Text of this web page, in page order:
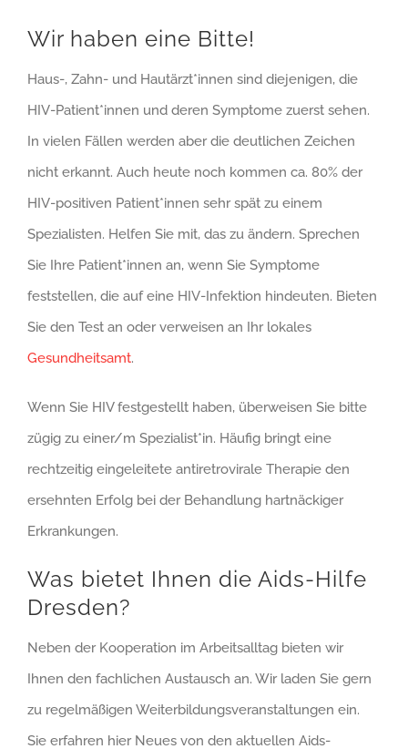
Wir haben eine Bitte!
Haus-, Zahn- und Hautärzt*innen sind diejenigen, die
HIV-Patient*innen und deren Symptome zuerst sehen.
In vielen Fällen werden aber die deutlichen Zeichen
nicht erkannt. Auch heute noch kommen ca. 80% der
HIV-positiven Patient*innen sehr spät zu einem
Spezialisten. Helfen Sie mit, das zu ändern. Sprechen
Sie Ihre Patient*innen an, wenn Sie Symptome
feststellen, die auf eine HIV-Infektion hindeuten. Bieten
Sie den Test an oder verweisen an Ihr lokales
Gesundheitsamt.
Wenn Sie HIV festgestellt haben, überweisen Sie bitte
zügig zu einer/m Spezialist*in. Häufig bringt eine
rechtzeitig eingeleitete antiretrovirale Therapie den
ersehnten Erfolg bei der Behandlung hartnäckiger
Erkrankungen.
Was bietet Ihnen die Aids-Hilfe
Dresden?
Neben der Kooperation im Arbeitsalltag bieten wir
Ihnen den fachlichen Austausch an. Wir laden Sie gern
zu regelmäßigen Weiterbildungsveranstaltungen ein.
Sie erfahren hier Neues von den aktuellen Aids-